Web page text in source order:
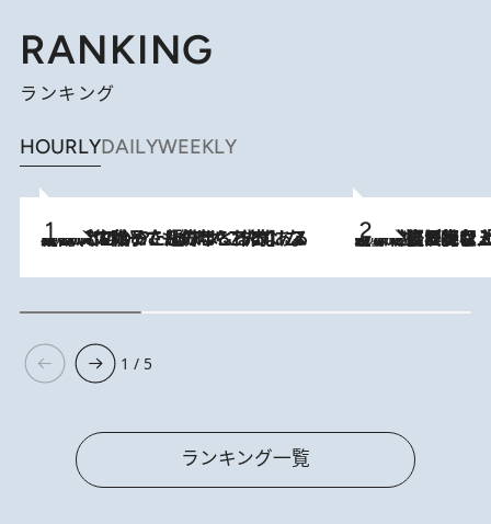
RANKING
ランキング
HOURLYDAILYWEEKLY
2026.8.5
【阿川佐和子さんの年とる力】なぜ70代で始めた趣味は“こんなに楽しい”のか？ ピアノ、俳句…スランプに陥っても続けられる“ある秘訣”とは 2026.8.5
【なぜ吉沢亮は「気配を消せる」のか？】興行収入208億の『国宝』を経て挑むミュージカル『ディア・エヴァン・ハンセン』。トップ俳優が舞台上でさらけ出した“孤独”とは
1 / 5
ランキング一覧